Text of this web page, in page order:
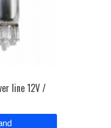
line 12V /